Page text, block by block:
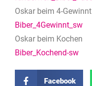
Oskar beim 4-
Biber_4Gewinnt_sw
Oskar beim Kochen
Biber_Kochend-sw
Facebook